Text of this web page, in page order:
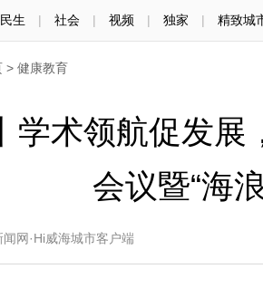
民生 | 社会 | 视频 | 独家 | 精致城
> 健康教育
学术领航促发
会议暨“海
网·Hi威海城市客户端